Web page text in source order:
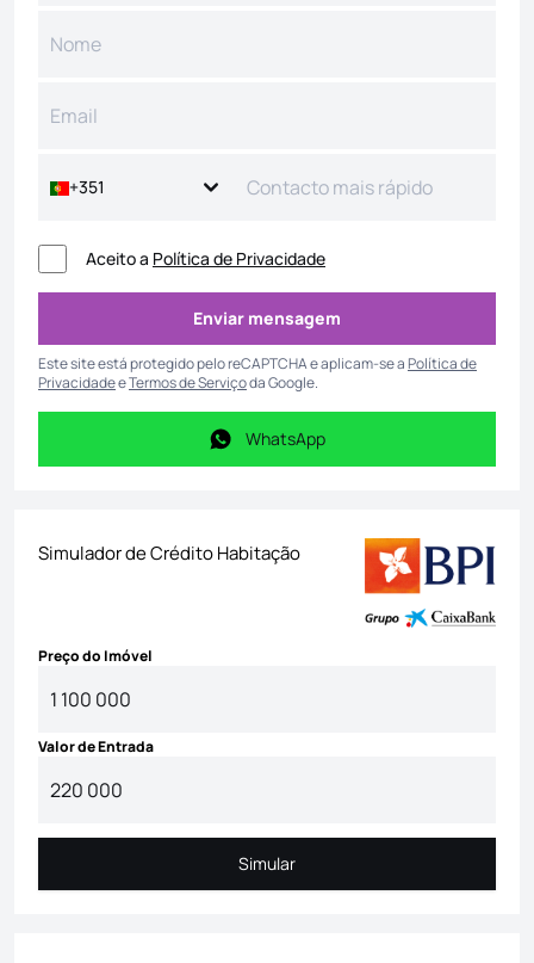
+351
Aceito a Política de Privacidade
Enviar mensagem
Enviar mensagem
Este site está protegido pelo reCAPTCHA e aplicam-se aPolítica de
PrivacidadeeTermos de Serviçoda Google.
WhatsApp
WhatsApp
Simulador de Crédito Habitação
Preço do Imóvel
Valor de Entrada
Simular
Simular